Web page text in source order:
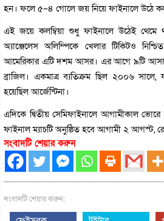
হন। ফলে ৫–৪ গোলে জয় নিয়ে ফাইনালে উঠে
এই জয়ে কলম্বিয়া শুধু ফাইনালে উঠেই থেমে
অ্যাঞ্জেলেস অলিম্পিকে খেলার টিকিটও
আমেরিকার এটি দশম আসর। এর আগে ৯টি
ব্রাজিল। একমাত্র ব্যতিক্রম ছিল ২০০৬ সালে,
হয়েছিল আর্জেন্টিনা।
এদিকে দ্বিতীয় সেমিফাইনালে আগামীকাল
ফাইনাল ম্যাচটি অনুষ্ঠিত হবে আগামী ২ আগস্ট,
সংবাদটি শেয়ার করুন
সংবাদটি শেয়ার করুন: